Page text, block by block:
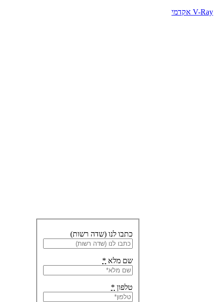
V-Ray אקדמי
כתבו לנו (שדה רשות)
שם מלא *
טלפון *